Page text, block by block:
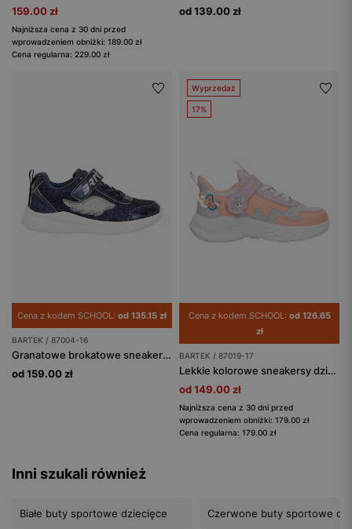
159.00 zł
Najniższa cena z 30 dni przed
wprowadzeniem obniżki: 189.00 zł
Cena regularna: 229.00 zł
od 139.00 zł
Cena z kodem SCHOOL: od 135.15 zł
BARTEK / 87004-16
Granatowe brokatowe sneakersy ze srebrną aplikacją skrzydła BARTEK 87004-16
od 159.00 zł
Wyprzedaż
17%
Cena z kodem SCHOOL: od 126.65
zł
BARTEK / 87019-17
Lekkie kolorowe sneakersy dziewczęce z jednorożcem BARTEK 87019-17
od 149.00 zł
Najniższa cena z 30 dni przed
wprowadzeniem obniżki: 179.00 zł
Cena regularna: 179.00 zł
Inni szukali również
Białe buty sportowe dziecięce Czerwone buty sportowe